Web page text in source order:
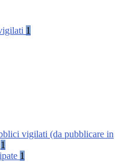
1
vigilati (da pubblicare in
1
1